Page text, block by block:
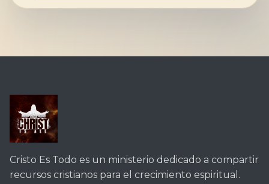
Cristo Es Todo es un ministerio dedicado a compartir
recursos cristianos para el crecimiento espiritual.